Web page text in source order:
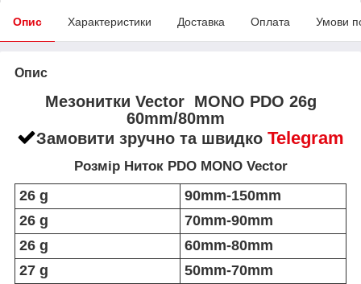
Опис Характеристики Доставка Оплата Умови
Опис
Мезонитки Vector MONO PDO 26g
60mm/80mm
Замовити зручно та швидко Telegram
Розмір Ниток PDO MONO Vector
26 g
90mm-150mm
26 g
70mm-90mm
26 g
60mm-80mm
27 g
50mm-70mm